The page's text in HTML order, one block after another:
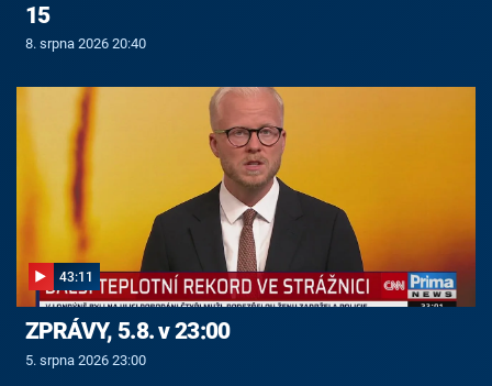
15
8. srpna 2026 20:40
43:11
ZPRÁVY, 5.8. v 23:00
5. srpna 2026 23:00